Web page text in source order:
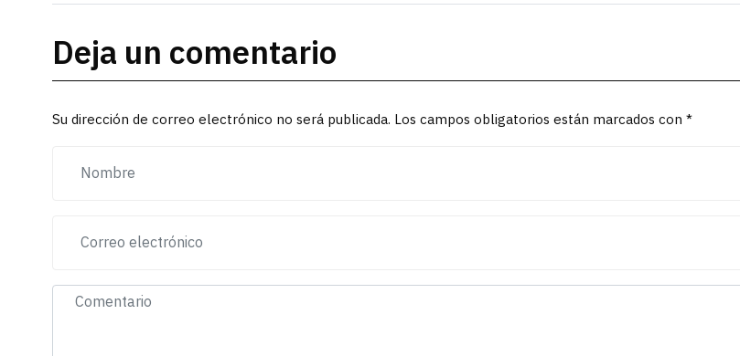
Deja un comentario
Su dirección de correo electrónico no será publicada. Los campos obligatorios están marcados con *